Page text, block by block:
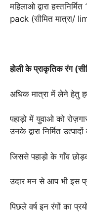
₹160.00.
होली के प्राकृतिक रंग
अधिक मात्रा में लेने हेतु
पहाड़ो में युवाओ को
उनके द्वारा निर्मित
जिससे पहाड़ो के गाँव
उदार मन से आप भी इस
पिछले वर्ष इन रंगों का